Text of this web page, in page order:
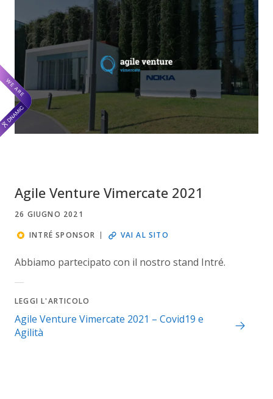
Agile Venture Vimercate 2021
26 GIUGNO 2021
INTRÉ SPONSOR
VAI AL SITO
Abbiamo partecipato con il nostro stand Intré.
LEGGI L'ARTICOLO
Agile Venture Vimercate 2021 – Covid19 e
Agilità